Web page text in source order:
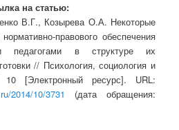
на статью:
В.Г., Козырева О.А. Некоторые
правового обеспечения
педагогами в структуре их
// Психология, социология и
[Электронный ресурс]. URL:
2014/10/3731
(дата обращения: